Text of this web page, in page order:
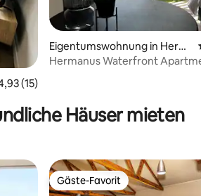
Bewertung: 4,93 von 5,
(15)
Eigentumswohnung in Herm
anus
Hermanus Waterfront
Häuser mieten
Gäste-Favorit
Gäste-Favorit